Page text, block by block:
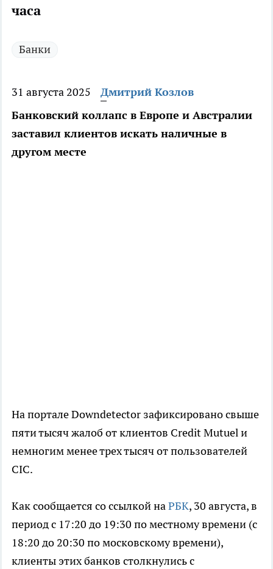
часа
Банки
31 августа 2025
Дмитрий Козлов
Банковский коллапс в Европе и Австралии
заставил клиентов искать наличные в
другом месте
На портале Downdetector зафиксировано свыше
пяти тысяч жалоб от клиентов Credit Mutuel и
немногим менее трех тысяч от пользователей
CIC.
Как сообщается со ссылкой наРБК, 30 августа, в
период с 17:20 до 19:30 по местному времени (с
18:20 до 20:30 по московскому времени),
клиенты этих банков столкнулись с